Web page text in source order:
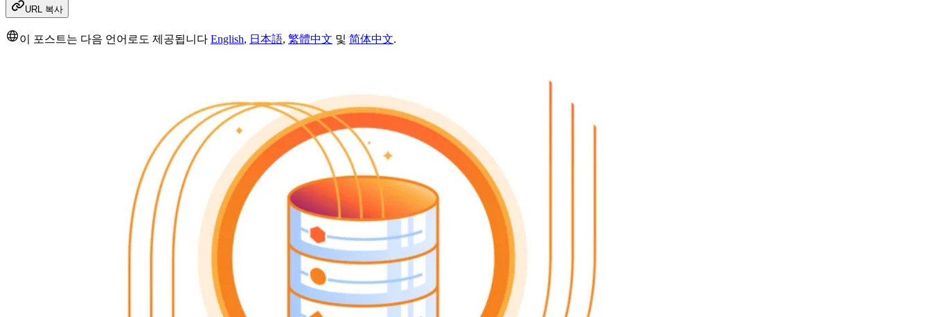
URL 복사
이 포스트는 다음 언어로도 제공됩니다 English, 日本語, 繁體中文 및 简体中文.